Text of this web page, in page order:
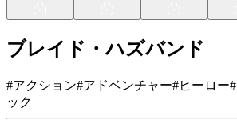
ブレイド・ハズバンド
#アクション#アドベンチャー#ヒーロー#
ック